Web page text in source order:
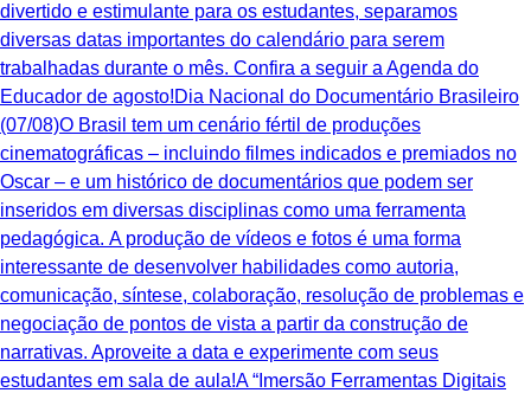
divertido e estimulante para os estudantes, separamos
diversas datas importantes do calendário para serem
trabalhadas durante o mês. Confira a seguir a Agenda do
Educador de agosto!Dia Nacional do Documentário Brasileiro
(07/08)O Brasil tem um cenário fértil de produções
cinematográficas – incluindo filmes indicados e premiados no
Oscar – e um histórico de documentários que podem ser
inseridos em diversas disciplinas como uma ferramenta
pedagógica. A produção de vídeos e fotos é uma forma
interessante de desenvolver habilidades como autoria,
comunicação, síntese, colaboração, resolução de problemas e
negociação de pontos de vista a partir da construção de
narrativas. Aproveite a data e experimente com seus
estudantes em sala de aula!A “Imersão Ferramentas Digitais